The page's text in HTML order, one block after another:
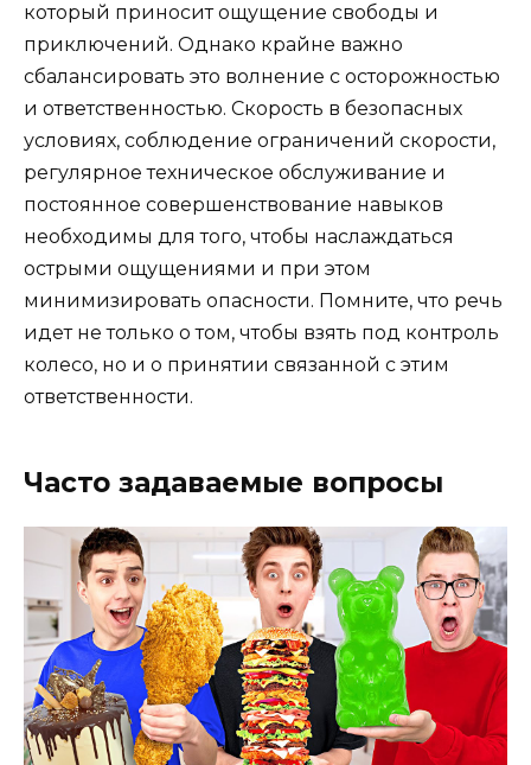
который приносит ощущение свободы и
приключений. Однако крайне важно
сбалансировать это волнение с осторожностью
и ответственностью. Скорость в безопасных
условиях, соблюдение ограничений скорости,
регулярное техническое обслуживание и
постоянное совершенствование навыков
необходимы для того, чтобы наслаждаться
острыми ощущениями и при этом
минимизировать опасности. Помните, что речь
идет не только о том, чтобы взять под контроль
колесо, но и о принятии связанной с этим
ответственности.
Часто задаваемые вопросы